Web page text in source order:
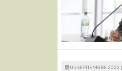
05 SEPTIEMBRE 2022 |